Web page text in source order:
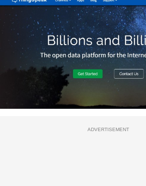
ADVERTISEMENT